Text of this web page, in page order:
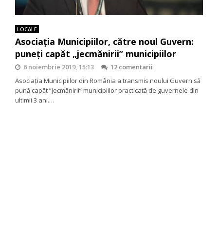
LOCALE
Asociația Municipiilor, către noul Guvern:
puneți capăt „jecmănirii” municipiilor
6 noiembrie 2019, 15:13
12 comentarii
Asociația Municipiilor din România a transmis noului Guvern să
pună capăt ”jecmănirii” municipiilor practicată de guvernele din
ultimii 3 ani.…